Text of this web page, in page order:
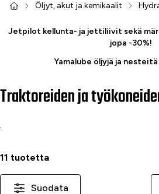
Öljyt, akut ja kemikaalit
Jetpilot kellunta- ja jettiliivit sekä
jopa -30%!
Yamalube öljyjä ja
Traktoreiden ja
.
11 tuotetta
Suodata